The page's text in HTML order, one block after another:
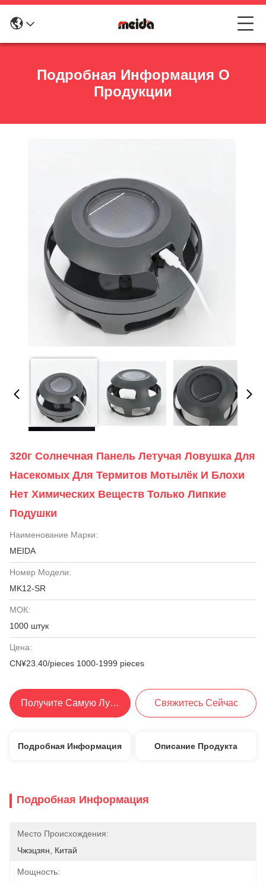
Подробная Информация О
Продукции
320г Солнечная Панель Летучая Ловушка Для
Насекомых Для Термитов Мотылёк И Блохи
Нет Химических Веществ Только Липкие
Подушки
Наименование Марки:
MEIDA
Номер Модели:
MK12-SR
МОК:
1000 штук
Цена:
CN¥23.40/pieces 1000-1999 pieces
Получите Самую Лучшую ЦенуСвяжитесь Сейчас
Подробная Информация Описание Продукта
Подробная Информация
Место Происхождения:
Чжэцзян, Китай
Мощность: